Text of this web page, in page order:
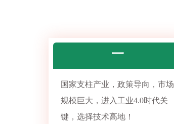
一
国家支柱产业，政策导向，市场
规模巨大，进入工业4.0时代关
键，选择技术高地！